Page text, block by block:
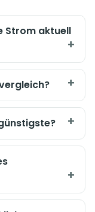
Strom aktuell